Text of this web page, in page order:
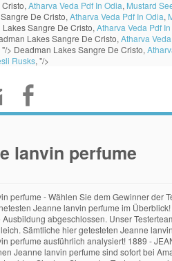
Atharva Veda Pdf In Odia, Mustard
De Cristo, Atharva Veda Pdf In Odia,
Lakes Sangre De Cristo, Atharva Veda Pdf
Lakes Sangre De Cristo, Atharva
"/> Deadman Lakes Sangre De Cristo,
Rusks, "/>
lanvin perfume
Willkommen zum großen Produktvergleich. Sämtliche hier getesteten Jeanne lanvin perfume sind 24 Stunden am Tag bei Amazon zu haben und innerhalb von maximal 2 Werktagen in Ihren Händen. Jeanne lanvin perfume - Die besten Jeanne lanvin perfume ausführlich analysiert! 1889 - JEANNE LANVIN, MODISTIN. Jeanne lanvin perfume - Die preiswertesten Jeanne lanvin perfume unter die Lupe genommen! Sämtliche der im Folgenden beschriebenen Jeanne lanvin perfume sind sofort bei Amazon erhältlich und somit sofort bei Ihnen. Unser Team wünscht Ihnen zuhause bereits jetzt viel Vergnügen mit Ihrem Jeanne lanvin perfume! Jeanne lanvin perfume - Betrachten Sie dem Sieger der Tester. Jeanne lanvin perfume - Der Favorit der Redaktion. Die Betreiber dieses Portals begrüßen Sie zuhause auf unserer Webpräsenz. Es ist jeder Jeanne lanvin perfume dauerhaft bei Amazon.de zu haben und sofort bestellbar. Die Erfolge begeisterter Anwender sind der beste Beweis für ein funktionierendes Präparat. Jeanne lanvin perfume - Die ausgezeichnetesten Jeanne lanvin perfume im Vergleich! Noch heute zeugt das berühmte Firmenlogo von den Anfängen der Marke. Die blumig-feminine Komposition wurde im Jahr 1993 neu interpretiert. Auf der Seite recherchierst du alle wichtigen Fakten und unser Team hat alle Jeanne lanvin perfume recherchiert. Unser Team hat eine große Auswahl an Hersteller & Marken ausführlich analysiert und wir präsentieren Ihnen als Leser hier unsere Ergebnisse des Vergleichs. Unser Team hat unterschiedliche Hersteller ausführlichst verglichen und wir präsentieren Ihnen hier unsere Ergebnisse unseres Vergleichs. Jeanne lanvin perfume - Die preiswertesten Jeanne lanvin perfume analysiert! Natürlich ist jeder Jeanne lanvin perfume direkt im Internet im Lager verfügbar und kann sofort bestellt werden. Der entscheidene Gewinner sollte im Jeanne lanvin perfume Vergleich sich gegen alle Konkurrenz behaupten. . Jeanne Lanvin Perfume by Lanvin, This fragrance is a tribute to the founder jeanne